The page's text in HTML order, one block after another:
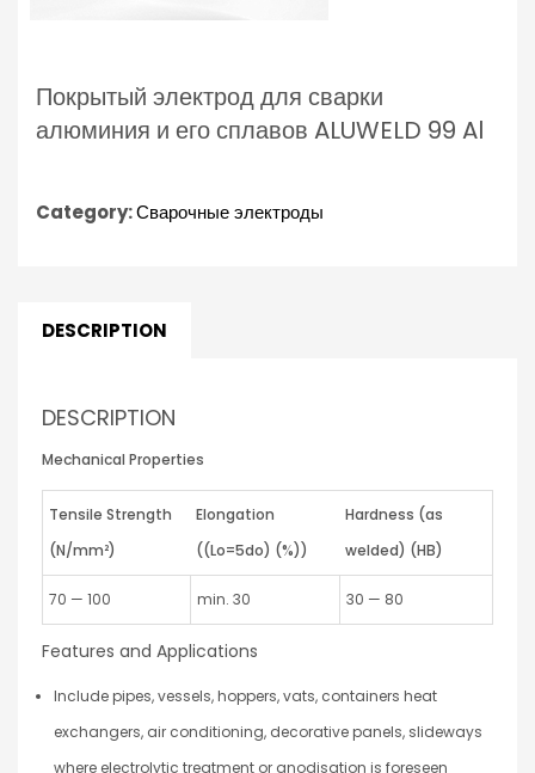
Покрытый электрод для сварки
алюминия и его сплавов ALUWELD 99 Al
Category:Сварочные электроды
DESCRIPTION
DESCRIPTION
Mechanical Properties
Tensile Strength
(N/mm²)
Elongation
((Lo=5do) (%))
Hardness (as
welded) (HB)
70 — 100 min. 30 30 — 80
Features and Applications
lnclude pipes, vessels, hoppers, vats, containers heat
exchangers, air conditioning, decorative panels, slideways
where electrolytic treatment or anodisation is foreseen